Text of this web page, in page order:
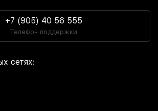
+7 (905) 40 56 555
Телефон поддержки
сетях: